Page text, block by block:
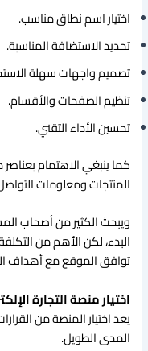
اختيار اسم نطاق مناسب.
تحديد الاستضافة المناسبة.
تصميم واجهات سهلة
تنظيم الصفحات والأقسام.
تحسين الأداء التقني.
كما ينبغي الاهتمام
المنتجات ومعلومات
ويبحث الكثير من أصحاب
البدء، لكن الأهم من
توافق الموقع مع أهداف
اختيار منصة التجارة
يعد اختيار المنصة من
المدى الطويل.